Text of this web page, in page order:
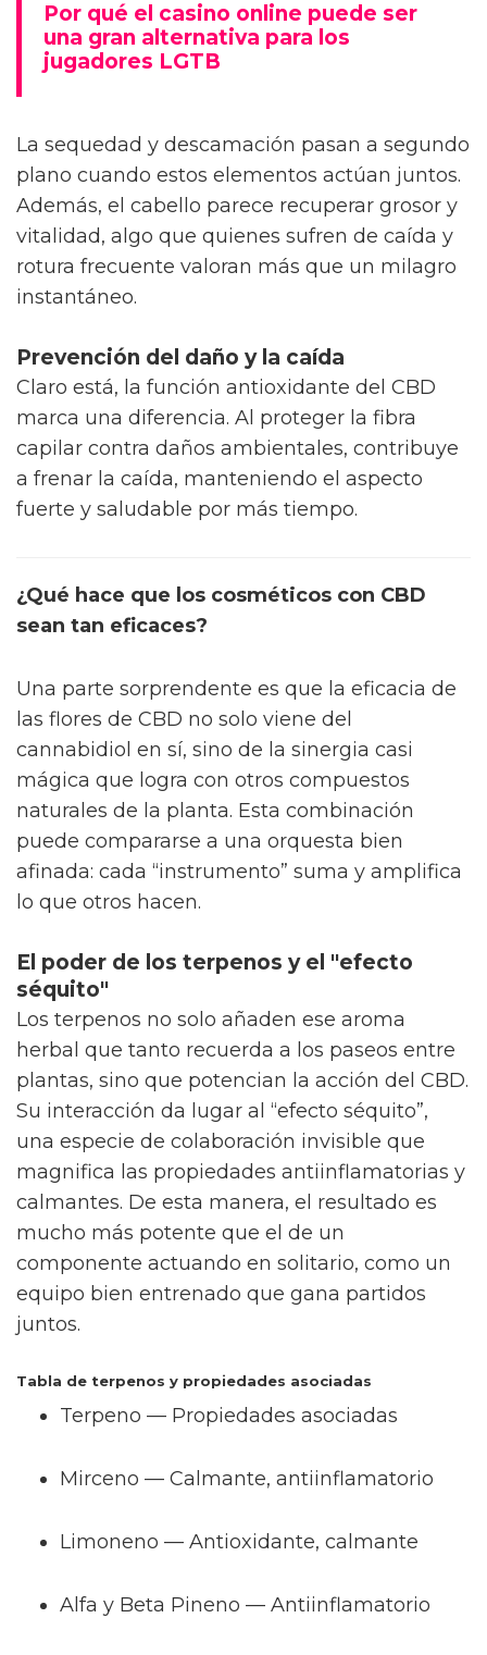
Por qué el casino online puede ser
una gran alternativa para los
jugadores LGTB
La sequedad y descamación pasan a segundo
plano cuando estos elementos actúan juntos.
Además, el cabello parece recuperar grosor y
vitalidad, algo que quienes sufren de caída y
rotura frecuente valoran más que un milagro
instantáneo.
Prevención del daño y la caída
Claro está, la función antioxidante del CBD
marca una diferencia. Al proteger la fibra
capilar contra daños ambientales, contribuye
a frenar la caída, manteniendo el aspecto
fuerte y saludable por más tiempo.
¿Qué hace que los cosméticos con CBD
sean tan eficaces?
Una parte sorprendente es que la eficacia de
las flores de CBD no solo viene del
cannabidiol en sí, sino de la sinergia casi
mágica que logra con otros compuestos
naturales de la planta. Esta combinación
puede compararse a una orquesta bien
afinada: cada “instrumento” suma y amplifica
lo que otros hacen.
El poder de los terpenos y el "efecto
séquito"
Los terpenos no solo añaden ese aroma
herbal que tanto recuerda a los paseos entre
plantas, sino que potencian la acción del CBD.
Su interacción da lugar al “efecto séquito”,
una especie de colaboración invisible que
magnifica las propiedades antiinflamatorias y
calmantes. De esta manera, el resultado es
mucho más potente que el de un
componente actuando en solitario, como un
equipo bien entrenado que gana partidos
juntos.
Tabla de terpenos y propiedades asociadas
Terpeno — Propiedades asociadas
Mirceno — Calmante, antiinflamatorio
Limoneno — Antioxidante, calmante
Alfa y Beta Pineno — Antiinflamatorio